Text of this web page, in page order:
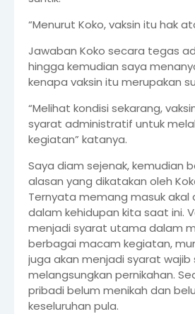
“Menurut Koko, vaksin itu hak
Jawaban Koko secara tegas
hingga kemudian saya
kenapa vaksin itu merupakan
“Melihat kondisi sekarang,
syarat administratif untuk
kegiatan” katanya.
Saya diam sejenak, kemudian
alasan yang dikatakan oleh
Ternyata memang masuk akal
dalam kehidupan kita saat ini.
menjadi syarat utama dalam
berbagai macam kegiatan,
juga akan menjadi syarat wajib
melangsungkan pernikahan.
pribadi belum menikah dan
keseluruhan pula.